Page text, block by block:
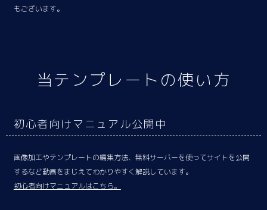
もございます。
当テンプレートの使い方
初心者向けマニュアル公開中
画像加工やテンプレートの編集方法、無料サーバーを使ってサイトを公開
するなど動画をまじえてわかりやすく解説しています。
初心者向けマニュアルはこちら。